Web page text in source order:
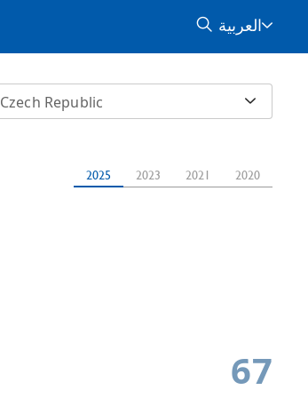
العربية
Czech Republic
2025 2023 2021 2020
67